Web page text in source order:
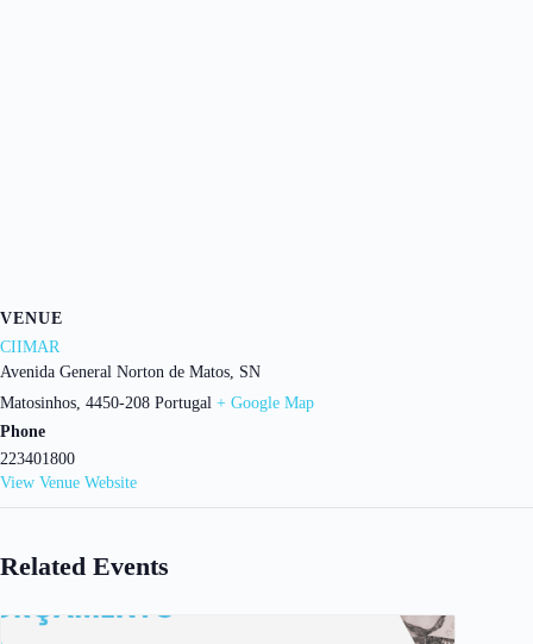
VENUE
CIIMAR
Avenida General Norton de Matos, SN
Matosinhos 4450-208 Portugal + Google Map
Phone
223401800
View Venue Website
Related Events